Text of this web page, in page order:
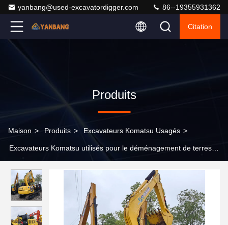
yanbang@used-excavatordigger.com 86--19355931362
Citation
Produits
Maison > Produits > Excavateurs Komatsu Usagés >
Excavateurs Komatsu utilisés pour le déménagement de terres